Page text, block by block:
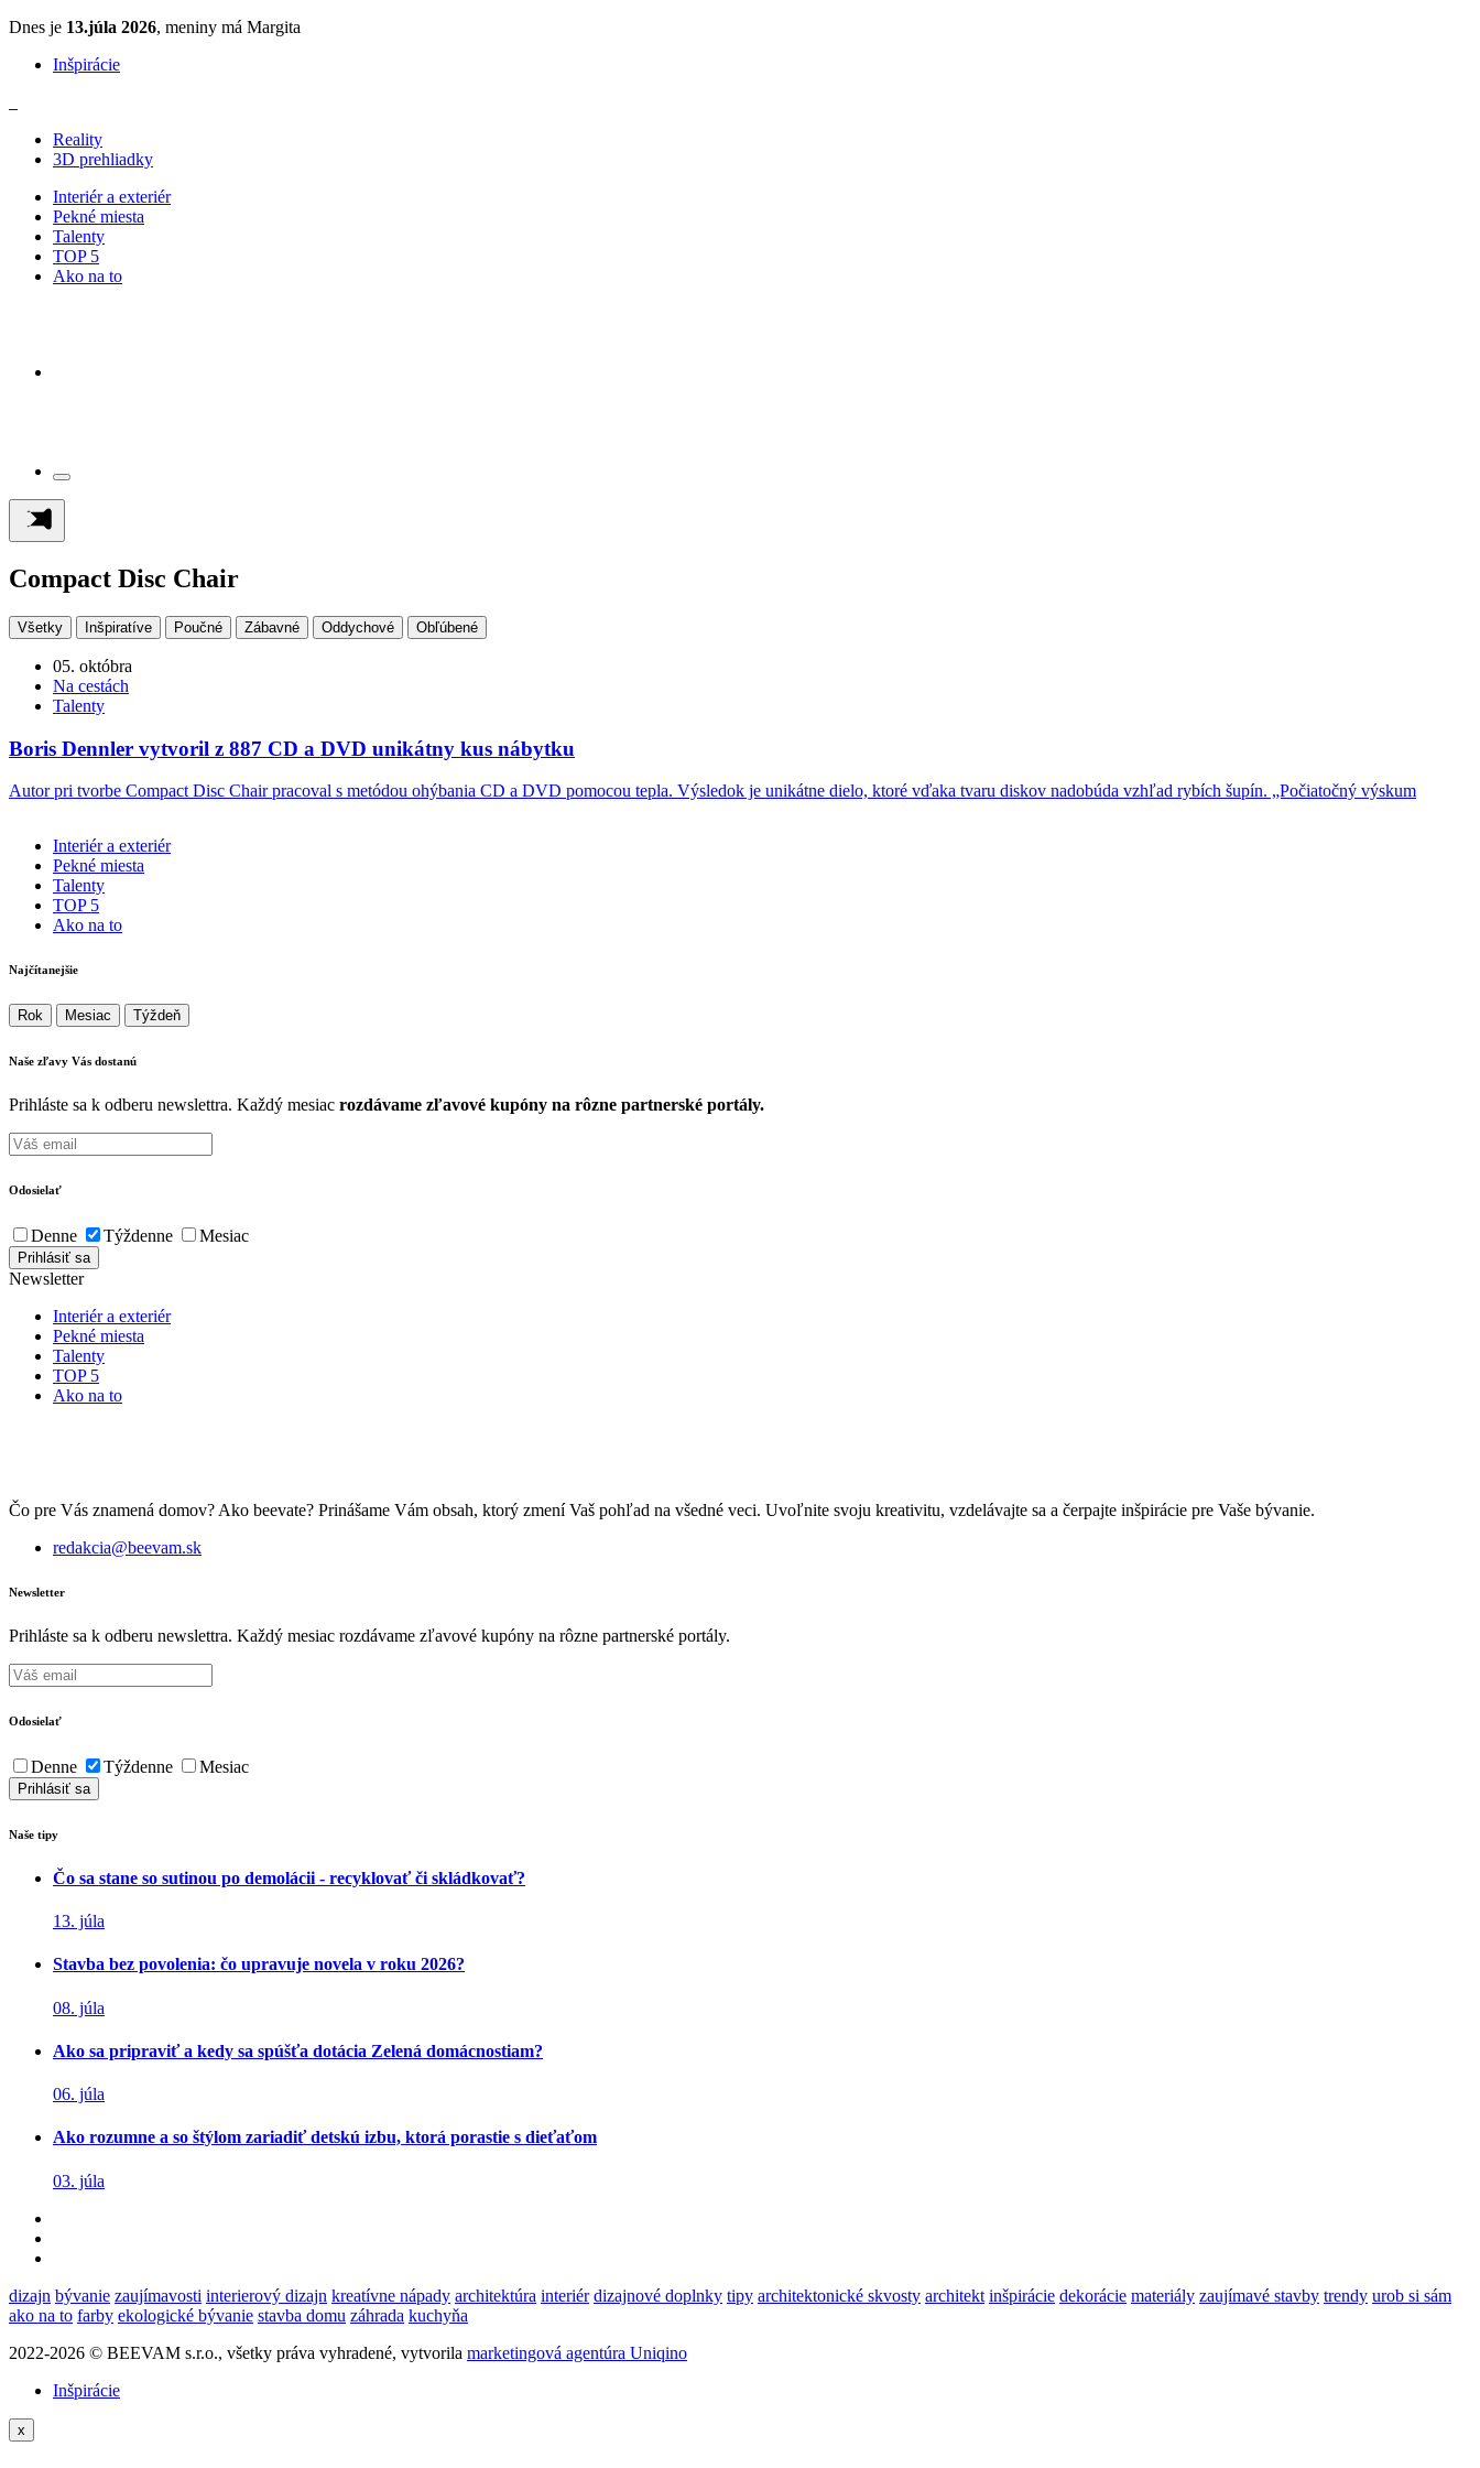
Dnes je 13.júla 2026, meniny má Margita
Inšpirácie
Reality
3D prehliadky
Interiér a exteriér
Pekné miesta
Talenty
TOP 5
Ako na to
Compact Disc Chair
Všetky Inšpiratíve Poučné Zábavné Oddychové Obľúbené
05. októbra
Na cestách
Talenty
Boris Dennler vytvoril z 887 CD a DVD unikátny kus nábytku
Autor pri tvorbe Compact Disc Chair pracoval s metódou ohýbania CD a DVD pomocou tepla. Výsledok je unikátne dielo, ktoré vďaka tvaru diskov nadobúda vzhľad rybích šupín. „Počiatočný výskum
Interiér a exteriér
Pekné miesta
Talenty
TOP 5
Ako na to
Najčítanejšie
Rok Mesiac Týždeň
Naše zľavy Vás dostanú
Prihláste sa k odberu newslettra. Každý mesiac rozdávame zľavové kupóny na rôzne partnerské portály.
Odosielať
Denne Týždenne Mesiac
Newsletter
Interiér a exteriér
Pekné miesta
Talenty
TOP 5
Ako na to
Čo pre Vás znamená domov? Ako beevate? Prinášame Vám obsah, ktorý zmení Vaš pohľad na všedné veci. Uvoľnite svoju kreativitu, vzdelávajte sa a čerpajte inšpirácie pre Vaše bývanie.
redakcia@beevam.sk
Newsletter
Prihláste sa k odberu newslettra. Každý mesiac rozdávame zľavové kupóny na rôzne partnerské portály.
Odosielať
Denne Týždenne Mesiac
Naše tipy
Čo sa stane so sutinou po demolácii - recyklovať či skládkovať?
13. júla
Stavba bez povolenia: čo upravuje novela v roku 2026?
08. júla
Ako sa pripraviť a kedy sa spúšťa dotácia Zelená domácnostiam?
06. júla
Ako rozumne a so štýlom zariadiť detskú izbu, ktorá porastie s dieťaťom
03. júla
dizajn bývanie zaujímavosti interierový dizajn kreatívne nápady architektúra interiér dizajnové doplnky tipy architektonické skvosty architekt inšpirácie dekorácie materiály zaujímavé stavby trendy urob si sám
ako na to farby ekologické bývanie stavba domu záhrada kuchyňa
2022-2026 © BEEVAM s.r.o., všetky práva vyhradené, vytvorila marketingová agentúra Uniqino
Inšpirácie
x